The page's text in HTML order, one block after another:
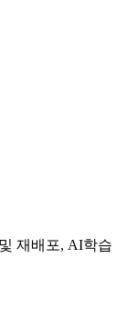
재배포, AI학습